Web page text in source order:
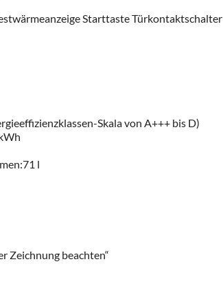
Starttaste Türkontaktschalter
Skala von A+++ bis D)
l
Zeichnung beachten“